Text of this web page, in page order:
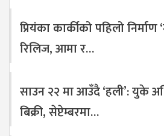
प्रियंका कार्कीको पहिलो निर्माण
रिलिज, आमा र…
साउन २२ मा आउँदै ‘हली’: युके
बिक्री, सेप्टेम्बरमा…